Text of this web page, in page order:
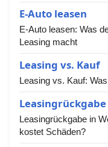
E-Auto leasen
E-Auto leasen: Was
Leasing macht
Leasing vs. Kauf
Leasing vs. Kauf:
Leasingrückgabe
Leasingrückgabe in
kostet Schäden?